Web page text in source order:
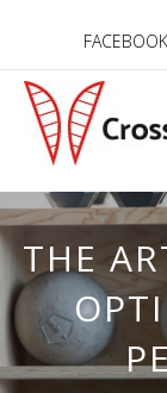
FACEBOOK
THE